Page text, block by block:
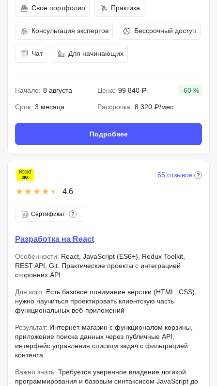
Свое портфолио Практика
Консультация экспертов Бессрочный доступ
Чат Для начинающих
Начало: 8 августа Цена: 99 840 ₽ -60 %
Срок: 3 месяца Рассрочка: 8 320 ₽/мес
Подробнее
4.6
65 отзывов
Сертификат
Разработка на React
Особенности: React, JavaScript (ES6+), Redux Toolkit,
REST API, Git. Практические проекты с интеграцией
сторонних API
Для кого: Есть базовое понимание вёрстки (HTML, CSS),
нужно научиться проектировать клиентскую часть
функциональных веб-приложений
Результат: Интернет-магазин с функционалом корзины,
приложение поиска данных через публичные API,
интерфейс управления списком задач с фильтрацией
контента
Важно знать: Требуется уверенное владение логикой
программирования и базовым синтаксисом JavaScript до